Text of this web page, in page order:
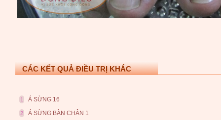
CÁC KẾT QUẢ ĐIỀU TRỊ KHÁC
1 Á SỪNG 16
2 Á SỪNG BÀN CHÂN 1